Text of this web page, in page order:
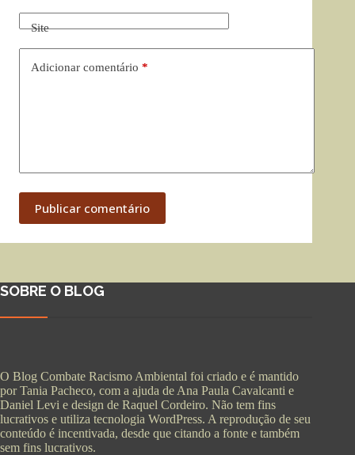
Site
Adicionar comentário *
Publicar comentário
SOBRE O BLOG
O Blog Combate Racismo Ambiental foi criado e é mantido
por Tania Pacheco, com a ajuda de Ana Paula Cavalcanti e
Daniel Levi e design de Raquel Cordeiro. Não tem fins
lucrativos e utiliza tecnologia WordPress. A reprodução de seu
conteúdo é incentivada, desde que citando a fonte e também
sem fins lucrativos.